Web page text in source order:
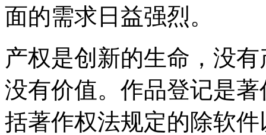
面的需求日益强烈。
产权是创新的生命，没
没有价值。作品登记是
括著作权法规定的除软